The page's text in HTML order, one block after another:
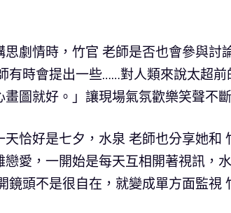
劇情時，竹官 老師是否也會參與討
有時會提出一些……對人類來說太超
圖就好。」讓現場氣氛歡樂笑聲不斷
天恰好是七夕，水泉 老師也分享她和
戀愛，一開始是每天互相開著視訊，
鏡頭不是很自在，就變成單方面監視